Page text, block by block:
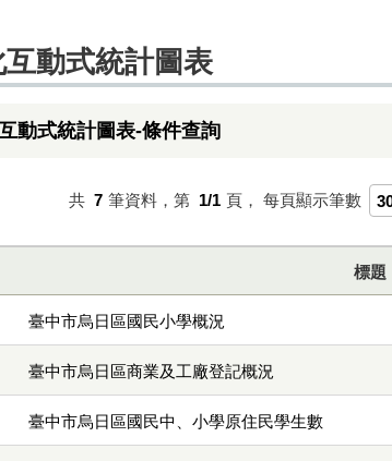
動式統計圖表
動式統計圖表-條件查詢
共 7 筆資料，第 1/1 頁， 每頁顯示筆數
標題
臺中市烏日區國民小學概況
臺中市烏日區商業及工廠登記概況
臺中市烏日區國民中、小學原住民學生數